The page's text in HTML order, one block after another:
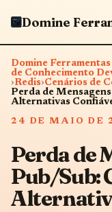
Domine
de Conhecimento
›Redis›Cenários de
Perda de
Alternativas
24 DE MAIO DE
Perda de
Pub/Sub: